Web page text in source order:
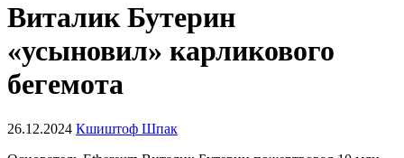
Виталик Бутерин
«усыновил» карликового
бегемота
26.12.2024 Кшиштоф Шпак